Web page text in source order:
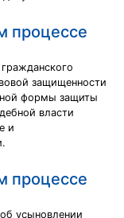
процессе
защищенности
формы защиты
власти
и
процессе
усыновлении